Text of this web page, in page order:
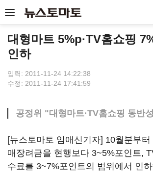
대형마트 5%p·TV홈쇼핑
인하
입력: 2011-11-24 14:22:38
수정: 2011-11-24 17:41:59
공정위 "대형마트·TV홈쇼핑 동반
[뉴스토마토 임애신기자] 10월분부
매장려금을 현행보다 3~5%포인트,
수료를 3~7%포인트의 범위에서 인